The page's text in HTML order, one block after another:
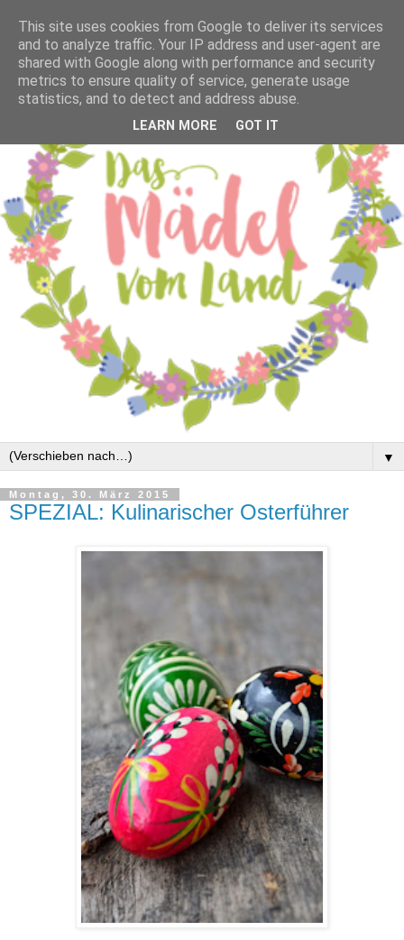
▼
Montag, 30. März 2015
SPEZIAL: Kulinarischer Osterführer
This site uses cookies from Google to deliver its services
and to analyze traffic. Your IP address and user-agent are
shared with Google along with performance and security
metrics to ensure quality of service, generate usage
statistics, and to detect and address abuse.
LEARN MORE GOT IT